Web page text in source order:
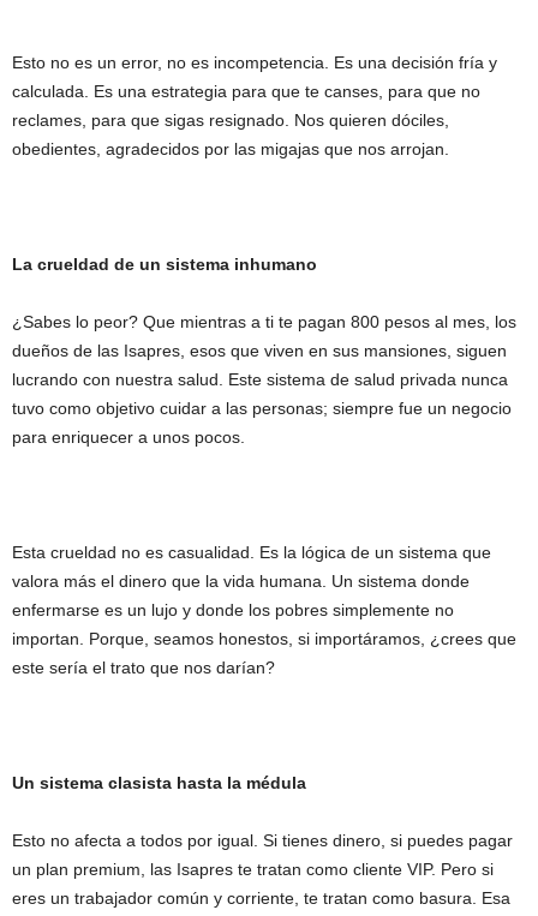
Esto no es un error, no es incompetencia. Es una decisión fría y
calculada. Es una estrategia para que te canses, para que no
reclames, para que sigas resignado. Nos quieren dóciles,
obedientes, agradecidos por las migajas que nos arrojan.
La crueldad de un sistema inhumano
¿Sabes lo peor? Que mientras a ti te pagan 800 pesos al mes, los
dueños de las Isapres, esos que viven en sus mansiones, siguen
lucrando con nuestra salud. Este sistema de salud privada nunca
tuvo como objetivo cuidar a las personas; siempre fue un negocio
para enriquecer a unos pocos.
Esta crueldad no es casualidad. Es la lógica de un sistema que
valora más el dinero que la vida humana. Un sistema donde
enfermarse es un lujo y donde los pobres simplemente no
importan. Porque, seamos honestos, si importáramos, ¿crees que
este sería el trato que nos darían?
Un sistema clasista hasta la médula
Esto no afecta a todos por igual. Si tienes dinero, si puedes pagar
un plan premium, las Isapres te tratan como cliente VIP. Pero si
eres un trabajador común y corriente, te tratan como basura. Esa